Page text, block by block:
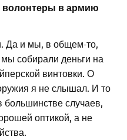
волонтеры в армию
Да и мы, в общем-то,
собирали деньги на
винтовки. О
я не слышал. И то
большинстве случаев,
оптикой, а не